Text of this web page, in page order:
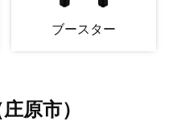
ブースター
原市）